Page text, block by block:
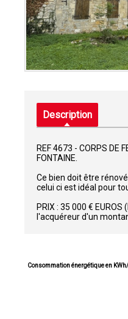
Description
REF 4673 - CORPS DE
FONTAINE.
Ce bien doit être
celui ci est idéal pour
PRIX : 35 000 €
l'acquéreur d'un
Consommation énergétique en